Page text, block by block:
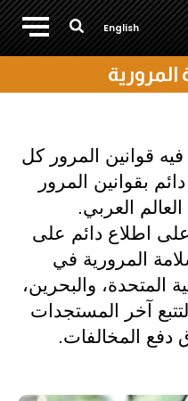
English
العربي.
دفع المخالفات.